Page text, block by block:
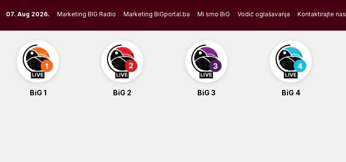
to
content
07. Aug 2026. Marketing BIG Radio Marketing BiGportal.ba Mi smo BiG Vodič oglašavanja Kontaktirajte nas
BiG 1 BiG 2 BiG 3 BiG 4